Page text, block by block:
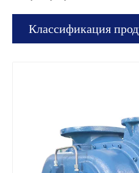
Классификация